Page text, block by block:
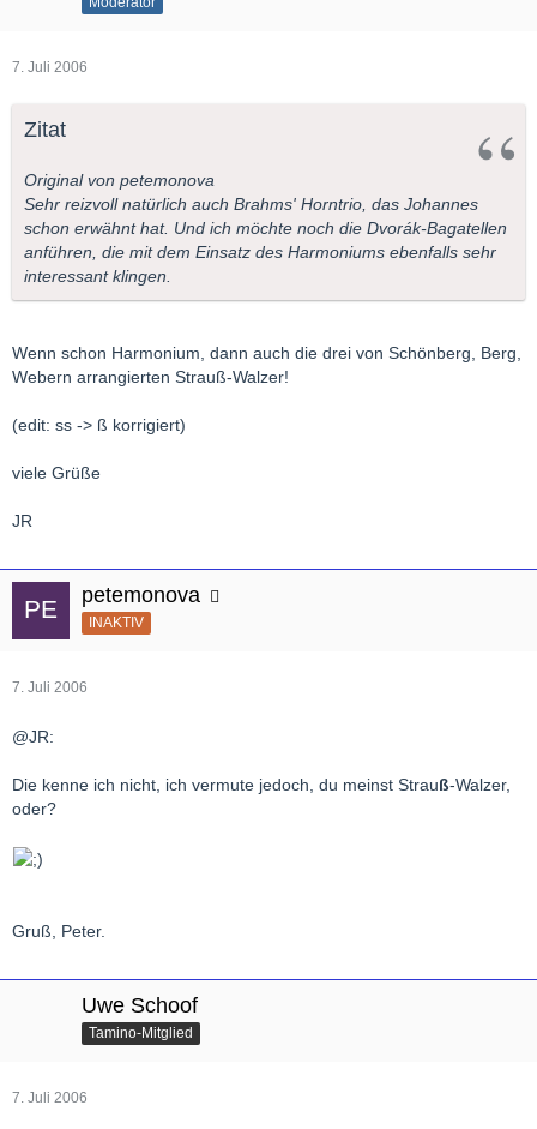
7. Juli 2006
Zitat
Original von petemonova
Sehr reizvoll natürlich auch Brahms' Horntrio, das Johannes
schon erwähnt hat. Und ich möchte noch die Dvorák-Bagatellen
anführen, die mit dem Einsatz des Harmoniums ebenfalls sehr
interessant klingen.
Wenn schon Harmonium, dann auch die drei von Schönberg, Berg,
Webern arrangierten Strauß-Walzer!
(edit: ss -> ß korrigiert)
viele Grüße
JR
petemonova
INAKTIV
7. Juli 2006
@JR:
Die kenne ich nicht, ich vermute jedoch, du meinst Strauß-Walzer,
oder?
Gruß, Peter.
Uwe Schoof
Tamino-Mitglied
7. Juli 2006